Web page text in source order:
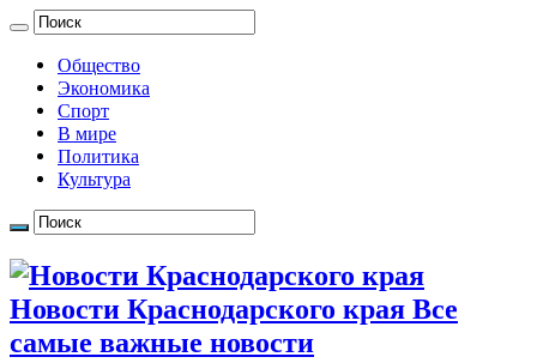
Общество
Экономика
Спорт
В мире
Политика
Культура
Новости Краснодарского края Все
самые важные новости